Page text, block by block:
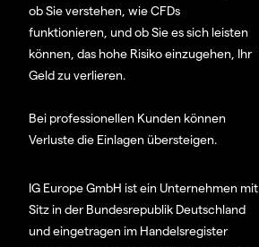
ob Sie verstehen, wie CFDs
funktionieren, und ob Sie es sich leisten
können, das hohe Risiko einzugehen, Ihr
Geld zu verlieren.
Bei professionellen Kunden können
Verluste die Einlagen übersteigen.
IG Europe GmbH ist ein Unternehmen mit
Sitz in der Bundesrepublik Deutschland
und eingetragen im Handelsregister